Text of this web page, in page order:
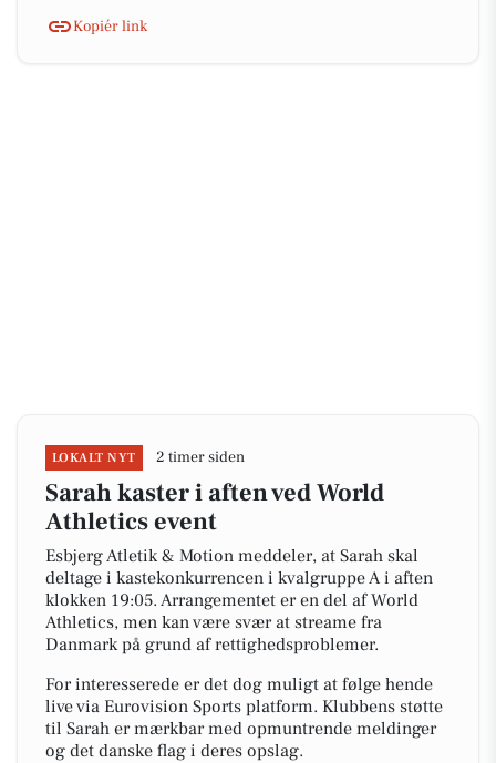
Kopiér link
LOKALT NYT 2 timer siden
Sarah kaster i aften ved World
Athletics event
Esbjerg Atletik & Motion meddeler, at Sarah skal
deltage i kastekonkurrencen i kvalgruppe A i aften
klokken 19:05. Arrangementet er en del af World
Athletics, men kan være svær at streame fra
Danmark på grund af rettighedsproblemer.
For interesserede er det dog muligt at følge hende
live via Eurovision Sports platform. Klubbens støtte
til Sarah er mærkbar med opmuntrende meldinger
og det danske flag i deres opslag.